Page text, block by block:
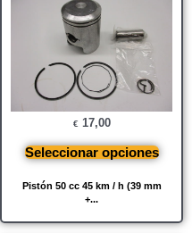
Pistón 50 cc 45 km / h (39 mm
+...
€ 17,00
Seleccionar opciones